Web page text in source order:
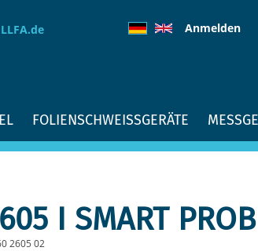
Anmelden
FOLIENSCHWEISSGERÄTE
I SMART
2605 02